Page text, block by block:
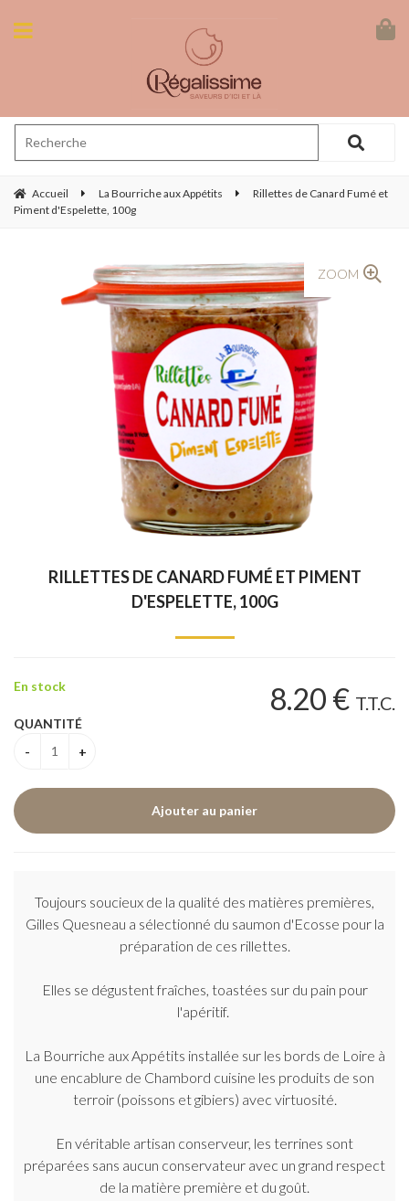
Accueil La Bourriche aux Appétits
Rillettes de Canard Fumé et
Piment d'Espelette, 100g
ZOOM
RILLETTES DE CANARD FUMÉ ET PIMENT
D'ESPELETTE, 100G
8.20 € T.T.C.
En stock
QUANTITÉ
Toujours soucieux de la qualité des matières premières,
Gilles Quesneau a sélectionné du saumon d'Ecosse pour la
préparation de ces rillettes.
Elles se dégustent fraîches, toastées sur du pain pour
l'apéritif.
La Bourriche aux Appétits installée sur les bords de Loire à
une encablure de Chambord cuisine les produits de son
terroir (poissons et gibiers) avec virtuosité.
En véritable artisan conserveur, les terrines sont
préparées sans aucun conservateur avec un grand respect
de la matière première et du goût.